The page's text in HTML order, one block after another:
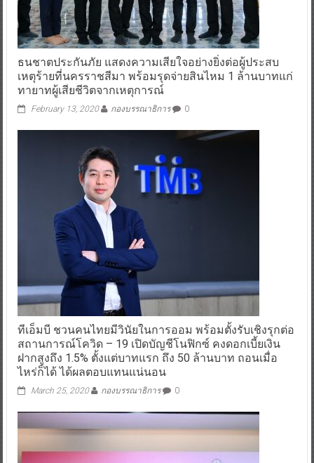
ธนชาตประกันภัย แสดงความเสียใจอย่างยิ่งต่อผู้ประสบ
เหตุร้ายที่นครราชสีมา พร้อมรุดจ่ายสินไหม 1 ล้านบาทแก่
ทายาทผู้เสียชีวิตจากเหตุการณ์
February 13, 2020 กองบรรณาธิการ 0
ทีเอ็มบี ชวนคนไทยมีวินัยในการออม พร้อมตั้งรับเชิงรุกต่อ
สถานการณ์โควิด – 19 เปิดบัญชีโนฟิกซ์ คงดอกเบี้ยเงิน
ฝากสูงถึง 1.5% ตั้งแต่บาทแรก ถึง 50 ล้านบาท ถอนเมื่อ
ไหร่ก็ได้ ได้ผลตอบแทนแน่นอน
March 25, 2020 กองบรรณาธิการ 0